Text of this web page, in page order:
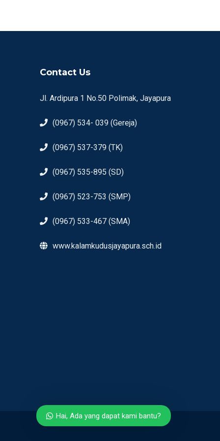
Contact Us
Jl. Ardipura 1 No.50 Polimak, Jayapura
(0967) 534- 039 (Gereja)
(0967) 537-379 (TK)
(0967) 535-895 (SD)
(0967) 523-753 (SMP)
(0967) 533-467 (SMA)
www.kalamkudusjayapura.sch.id
Hai, Ada yang dapat kami bantu?